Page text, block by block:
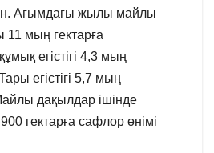
Ағымдағы жылы майлы
11 мың гектарға
егістігі 4,3 мың
егістігі 5,7 мың
дақылдар ішінде
гектарға сафлор өнімі